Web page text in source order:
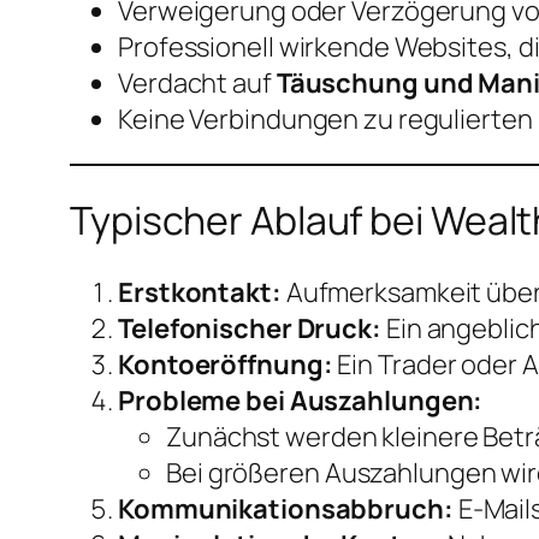
Verweigerung oder Verzögerung
Professionell wirkende Websites,
Verdacht aufTäuschung und
Keine Verbindungen zu
Typischer Ablauf bei
Erstkontakt: Aufmerksamkeit
Telefonischer Druck: Ein
Kontoeröffnung: Ein Trader oder
Probleme bei Auszahlungen:
Zunächst werden kleinere
Bei größeren Auszahlungen
Kommunikationsabbruch: E-